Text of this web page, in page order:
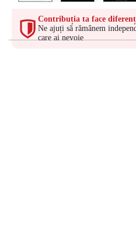
Contribuția ta face
Ne ajuți să rămânem
care ai nevoie